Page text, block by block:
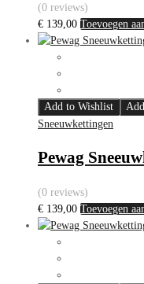
(0 reviews)
€ 139,00 Toevoegen
Add to Wishlist
Sneeuwkettingen
Pewag
(0 reviews)
€ 139,00 Toevoegen